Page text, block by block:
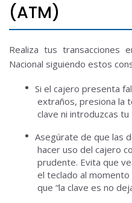
(ATM)
Realiza tus transacciones
Nacional siguiendo estos
Si el cajero presenta
extraños, presiona la
clave ni introduzcas
Asegúrate de que las
hacer uso del cajero
prudente. Evita que
el teclado al
que “la clave es no